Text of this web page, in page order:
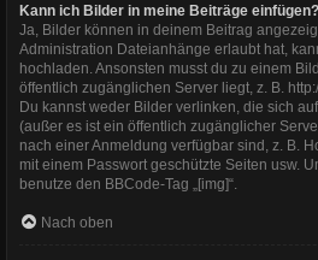
Kann ich Bilder in meine Beiträge einfügen?
Ja, Bilder können in deinem Beitrag
Administration Dateianhänge erlaubt hat,
hochladen. Ansonsten musst du zu einem
öffentlich zugänglichen Server liegt, z. B.
Du kannst weder Bilder verlinken, die sich
(außer es ist ein öffentlich zugänglicher
nach einer Anmeldung verfügbar sind, z. B.
mit einem Passwort geschützte Seiten usw.
benutze den BBCode-Tag „[img]“.
Nach oben